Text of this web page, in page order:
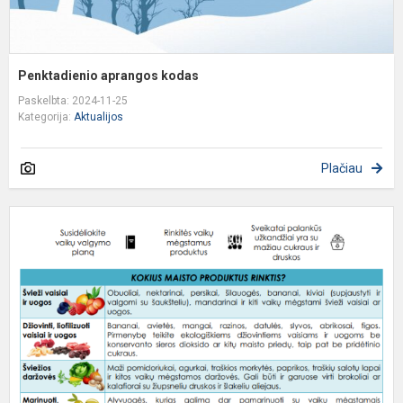
Penktadienio aprangos kodas
Paskelbta: 2024-11-25
Kategorija: Aktualijos
Plačiau